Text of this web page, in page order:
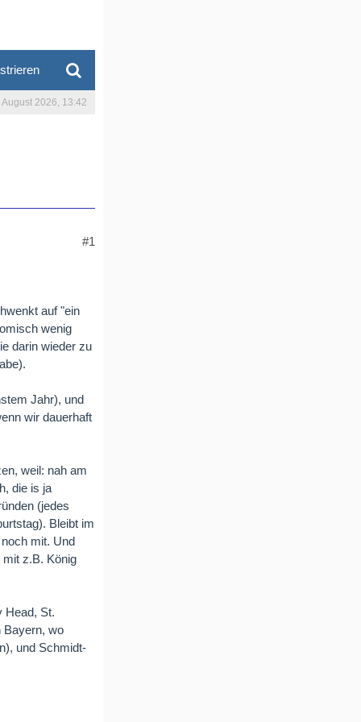
August 2026, 13:42
#1
auf "ein
wenig
darin wieder zu
Jahr), und
wir dauerhaft
weil: nah am
die is ja
(jedes
Bleibt im
mit. Und
z.B. König
Head, St.
Bayern, wo
und Schmidt-